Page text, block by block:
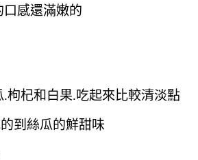
感還滿嫩的
.枸杞和白果.吃起來比較清淡點
到絲瓜的鮮甜味